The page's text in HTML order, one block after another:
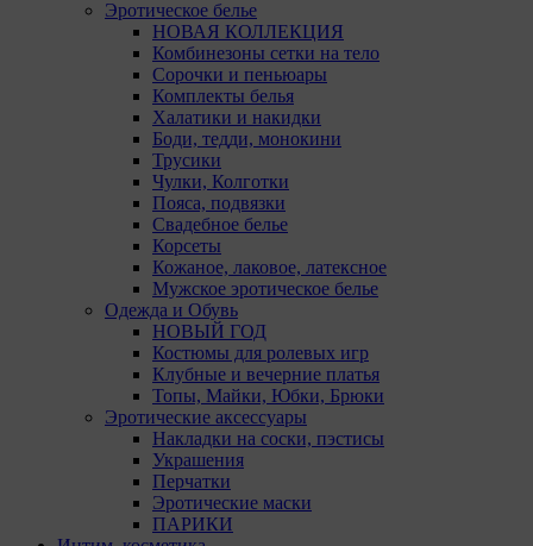
Эротическое белье
НОВАЯ КОЛЛЕКЦИЯ
Комбинезоны сетки на тело
Сорочки и пеньюары
Комплекты белья
Халатики и накидки
Боди, тедди, монокини
Трусики
Чулки, Колготки
Пояса, подвязки
Свадебное белье
Корсеты
Кожаное, лаковое, латексное
Мужское эротическое белье
Одежда и Обувь
НОВЫЙ ГОД
Костюмы для ролевых игр
Клубные и вечерние платья
Топы, Майки, Юбки, Брюки
Эротические аксессуары
Накладки на соски, пэстисы
Украшения
Перчатки
Эротические маски
ПАРИКИ